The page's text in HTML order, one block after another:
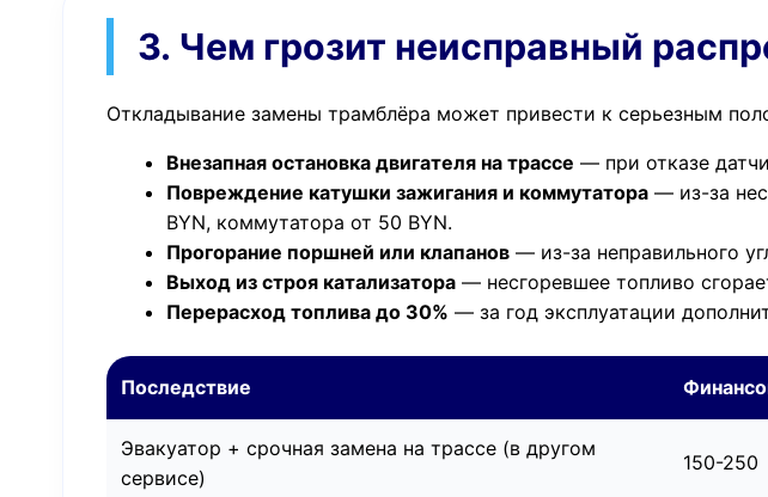
3. Чем грозит неисправный
Откладывание замены трамблёра может привести к серьезным
Внезапная остановка двигателя на трассе — при отказе
Повреждение катушки зажигания и коммутатора — из-за
BYN, коммутатора от 50 BYN.
Прогорание поршней или клапанов — из-за неправильного
Выход из строя катализатора — несгоревшее топливо
Перерасход топлива до 30% — за год эксплуатации
Последствие
Эвакуатор + срочная замена на трассе (в другом
сервисе)
150-250